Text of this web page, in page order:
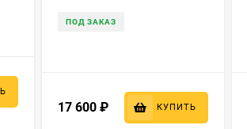
ПОД ЗАКАЗ
17 600 ₽ КУПИТЬ